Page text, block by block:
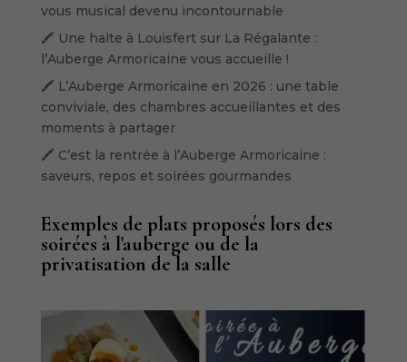
vous musical devenu incontournable
🖍️ Une halte à Louisfert sur La Régalante :
l’Auberge Armoricaine vous accueille !
🖍️ L’Auberge Armoricaine en 2026 : une table
conviviale, des chambres accueillantes et des
moments à partager
🖍️ C’est la rentrée à l’Auberge Armoricaine :
saveurs, repos et soirées gourmandes
Exemples de plats proposés lors des
soirées à l'auberge ou de la
privatisation de la salle